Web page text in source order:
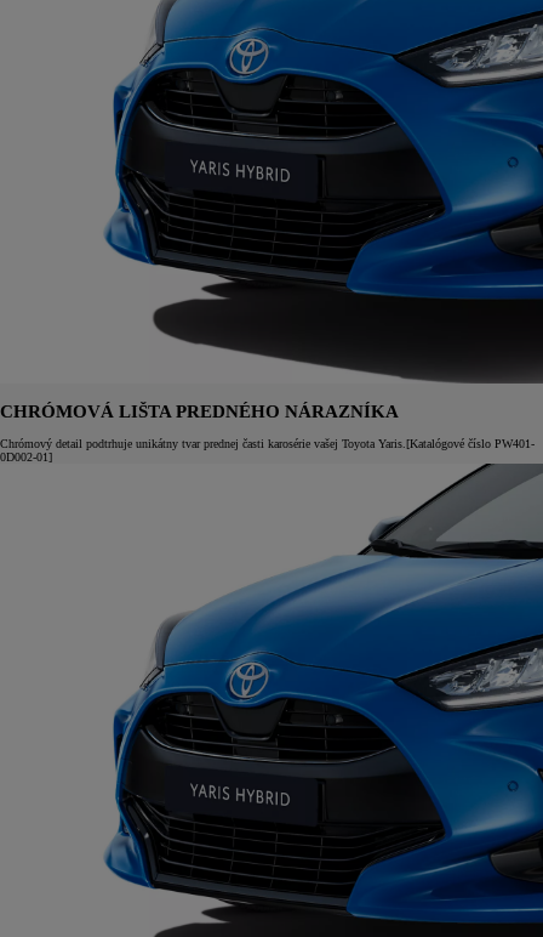
CHRÓMOVÁ LIŠTA PREDNÉHO NÁRAZNÍKA
Chrómový detail podtrhuje unikátny tvar prednej časti karosérie vašej Toyota Yaris.[Katalógové číslo PW401-
0D002-01]